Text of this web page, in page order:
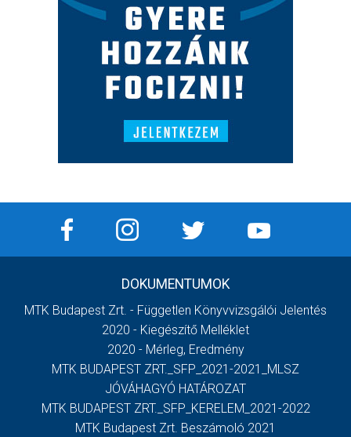
DOKUMENTUMOK
MTK Budapest Zrt. - Független Könyvvizsgálói Jelentés
2020 - Kiegészítő Melléklet
2020 - Mérleg, Eredmény
MTK BUDAPEST ZRT._SFP_2021-2021_MLSZ
JÓVÁHAGYÓ HATÁROZAT
MTK BUDAPEST ZRT._SFP_KERELEM_2021-2022
MTK Budapest Zrt. Beszámoló 2021